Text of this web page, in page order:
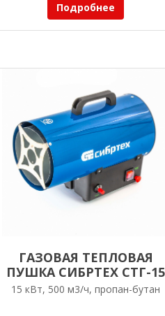
Подробнее
ГАЗОВАЯ ТЕПЛОВАЯ
ПУШКА СИБРТЕХ СТГ-15
15 кВт, 500 м3/ч, пропан-бутан